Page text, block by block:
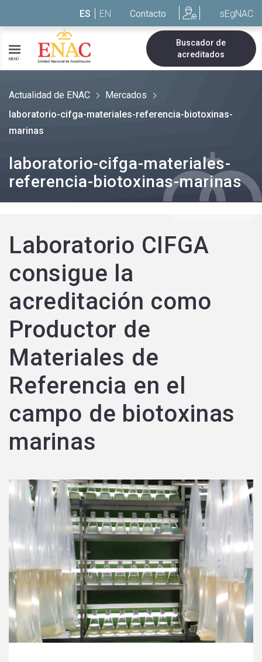
ES EN Contacto sEgNAC
MENÚ
Buscador de
acreditados
Actualidad de ENAC
Mercados
laboratorio-cifga-materiales-referencia-biotoxinas-
marinas
laboratorio-cifga-materiales-
referencia-biotoxinas-marinas
Laboratorio CIFGA
consigue la
acreditación como
Productor de
Materiales de
Referencia en el
campo de biotoxinas
marinas